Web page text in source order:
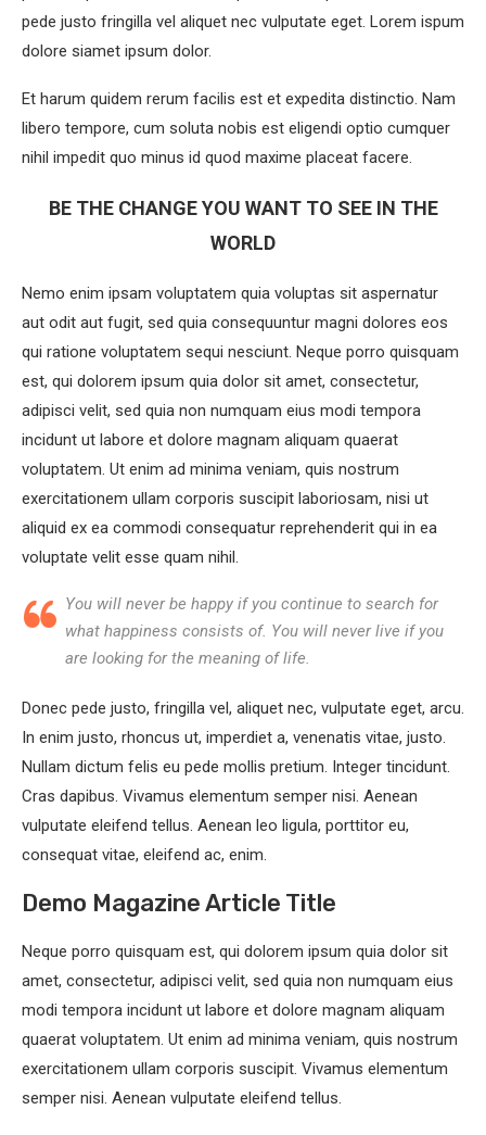
pede justo fringilla vel aliquet nec vulputate eget. Lorem ispum
dolore siamet ipsum dolor.
Et harum quidem rerum facilis est et expedita distinctio. Nam
libero tempore, cum soluta nobis est eligendi optio cumquer
nihil impedit quo minus id quod maxime placeat facere.
BE THE CHANGE YOU WANT TO SEE IN THE
WORLD
Nemo enim ipsam voluptatem quia voluptas sit aspernatur
aut odit aut fugit, sed quia consequuntur magni dolores eos
qui ratione voluptatem sequi nesciunt. Neque porro quisquam
est, qui dolorem ipsum quia dolor sit amet, consectetur,
adipisci velit, sed quia non numquam eius modi tempora
incidunt ut labore et dolore magnam aliquam quaerat
voluptatem. Ut enim ad minima veniam, quis nostrum
exercitationem ullam corporis suscipit laboriosam, nisi ut
aliquid ex ea commodi consequatur reprehenderit qui in ea
voluptate velit esse quam nihil.
You will never be happy if you continue to search for
what happiness consists of. You will never live if you
are looking for the meaning of life.
Donec pede justo, fringilla vel, aliquet nec, vulputate eget, arcu.
In enim justo, rhoncus ut, imperdiet a, venenatis vitae, justo.
Nullam dictum felis eu pede mollis pretium. Integer tincidunt.
Cras dapibus. Vivamus elementum semper nisi. Aenean
vulputate eleifend tellus. Aenean leo ligula, porttitor eu,
consequat vitae, eleifend ac, enim.
Demo Magazine Article Title
Neque porro quisquam est, qui dolorem ipsum quia dolor sit
amet, consectetur, adipisci velit, sed quia non numquam eius
modi tempora incidunt ut labore et dolore magnam aliquam
quaerat voluptatem. Ut enim ad minima veniam, quis nostrum
exercitationem ullam corporis suscipit. Vivamus elementum
semper nisi. Aenean vulputate eleifend tellus.